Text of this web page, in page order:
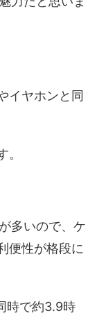
イヤホンと同
多いので、ケ
便性が格段に
時で約3.9時